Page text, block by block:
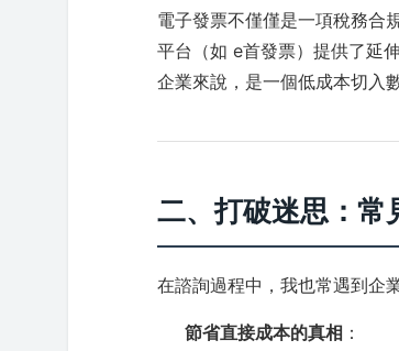
電子發票不僅僅是一項稅務合
平台（如 e首發票）提供了延
企業來說，是一個低成本切入
二、打破迷思：常
在諮詢過程中，我也常遇到企
節省直接成本的真相 ：